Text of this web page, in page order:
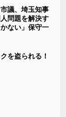
議、埼玉知事
問題を解決す
ない」保守一
を盗られる！